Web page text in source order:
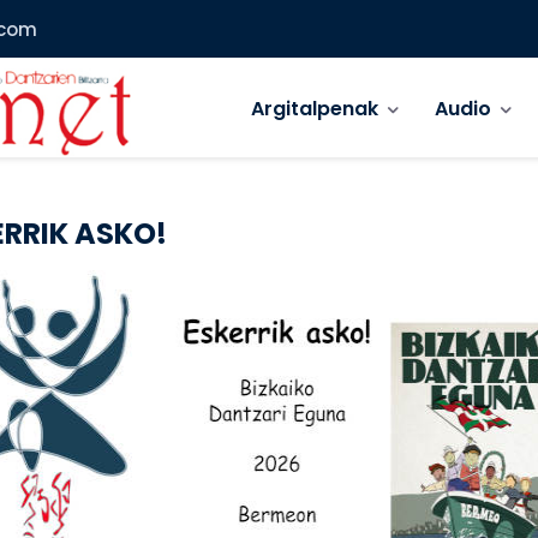
Argitalpenak Audio
ASKO!